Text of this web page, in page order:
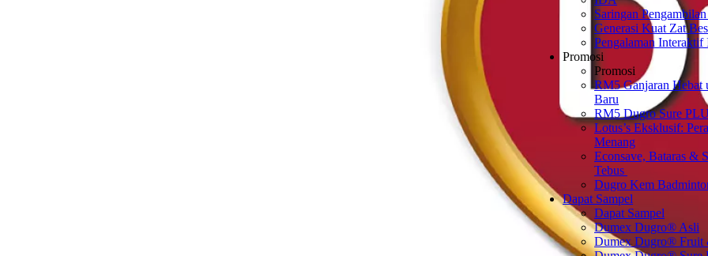
Saringan
Generasi Kuat Zat
Pengalaman
Promosi
Promosi
RM5 Ganjaran Hebat
Baru
RM5 Dugro Sure
Lotus’s Eksklusif:
Menang
Econsave, Bataras &
Tebus ​
Dugro Kem
Dapat Sampel
Dapat Sampel
Dumex Dugro® Asli
Dumex Dugro® Fruit